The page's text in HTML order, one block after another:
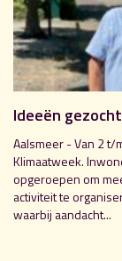
Ideeën
Aalsmeer - Van 2 t/
Klimaatweek.
opgeroepen om
activiteit te
waarbij aandacht...